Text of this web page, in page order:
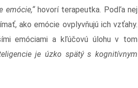
emócie,“hovorí terapeutka. Podľa nej
ako emócie ovplyvňujú ich vzťahy.
emóciami a kľúčovú úlohu v tom
je úzko spätý s kognitívnym